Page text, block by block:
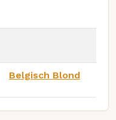
Belgisch Blond